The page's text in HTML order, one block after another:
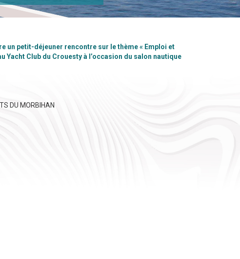
un petit-déjeuner rencontre sur le thème « Emploi et
Yacht Club du Crouesty à l’occasion du salon nautique
DU MORBIHAN